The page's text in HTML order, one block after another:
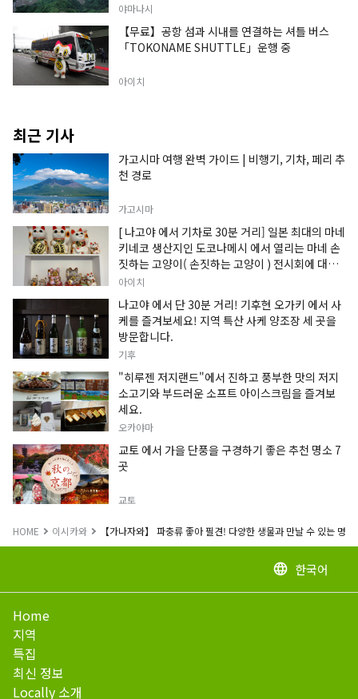
야마나시
【무료】공항 섬과 시내를 연결하는 셔틀 버스
「TOKONAME SHUTTLE」운행 중
아이치
최근 기사
가고시마 여행 완벽 가이드 | 비행기, 기차, 페리 추
천 경로
가고시마
[ 나고야 에서 기차로 30분 거리] 일본 최대의 마네
키네코 생산지인 도코나메시 에서 열리는 마네 손
짓하는 고양이( 손짓하는 고양이 ) 전시회에 대한
정보입니다.
아이치
나고야 에서 단 30분 거리! 기후현 오가키 에서 사
케를 즐겨보세요! 지역 특산 사케 양조장 세 곳을
방문합니다.
기후
"히루젠 저지랜드"에서 진하고 풍부한 맛의 저지
소고기와 부드러운 소프트 아이스크림을 즐겨보
세요.
오카야마
교토 에서 가을 단풍을 구경하기 좋은 추천 명소 7
곳
교토
HOME 이시카와 【가나자와】 파충류 좋아 필견! 다양한 생물과 만날 수 있는 명
language 한국어
Home
지역
특집
최신 정보
Locally 소개